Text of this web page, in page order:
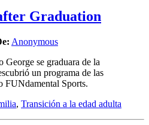
Graduation
Anonymous
George se graduara de la
un programa de las
FUNdamental Sports.
, Transición a la edad adulta